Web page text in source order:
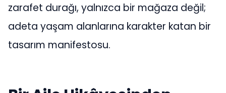
zarafet durağı, yalnızca bir mağaza değil;
adeta yaşam alanlarına karakter katan bir
tasarım manifestosu.